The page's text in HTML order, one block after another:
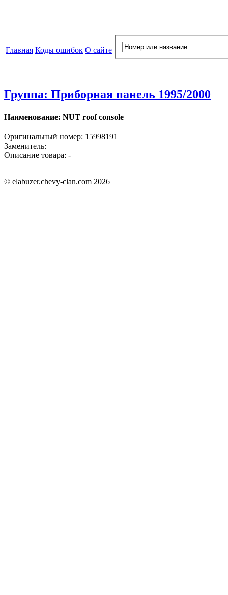
Главная Коды ошибок О сайте
Группа: Приборная панель 1995/2000
Наименование: NUT roof console
Оригинальный номер: 15998191
Заменитель:
Описание товара: -
© elabuzer.chevy-clan.com 2026